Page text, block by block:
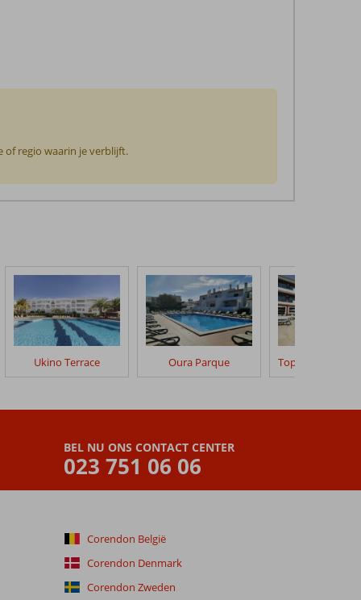
of regio waarin je verblijft.
Ukino Terrace Oura Parque
BEL NU ONS CONTACT CENTER
023 751 06 06
Corendon België
Corendon Denmark
Corendon Zweden